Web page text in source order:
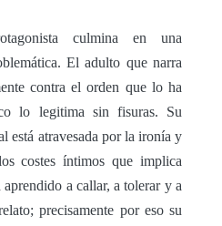
culmina en una
El adulto que narra
contra el orden que lo ha
lo legitima sin fisuras. Su
está atravesada por la ironía y
costes íntimos que implica
a callar, a tolerar y a
precisamente por eso su